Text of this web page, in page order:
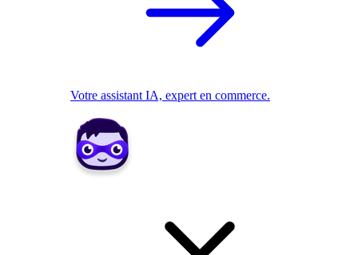
Votre assistant IA, expert en commerce.